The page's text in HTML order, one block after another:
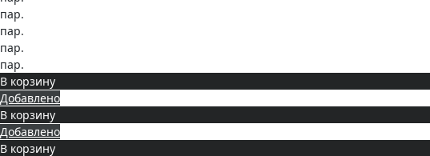
пар.
пар.
пар.
пар.
В корзину
Добавлено
В корзину
Добавлено
В корзину